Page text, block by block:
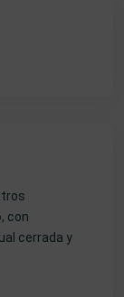
con
cerrada y